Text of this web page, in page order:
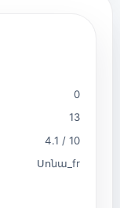
0
13
4.1 / 10
Սոնա_fr